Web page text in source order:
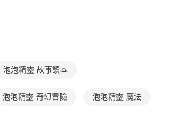
使用他人資訊註冊。若發現惡意使用之情形，
停止該用戶之使用額度並採取法律行動。
泡泡精靈 故事讀本
泡泡精靈 奇幻冒險 泡泡精靈 魔法